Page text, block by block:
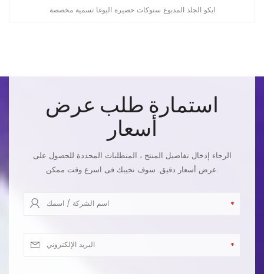
ايكو الجلد المدبوغ ستوكات حصيرة اليوغا تسمية مخصصة
استمارة طلب عرض
أسعار
الرجاء إدخال تفاصيل المنتج ، المتطلبات المحددة للحصول على
عرض أسعار دقيق. سوف نجيبك فى اسرع وقت ممكن.